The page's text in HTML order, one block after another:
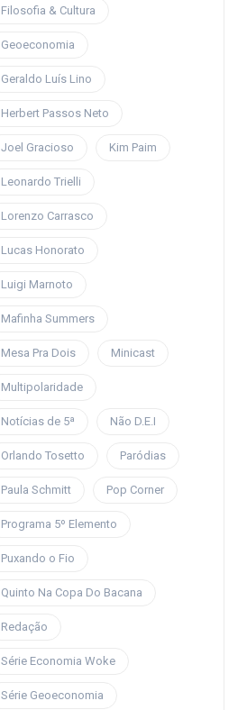
Filosofia & Cultura
Geoeconomia
Geraldo Luís Lino
Herbert Passos Neto
Joel Gracioso Kim Paim
Leonardo Trielli
Lorenzo Carrasco
Lucas Honorato
Luigi Marnoto
Mafinha Summers
Mesa Pra Dois Minicast
Multipolaridade
Notícias de 5ª Não D.E.I
Orlando Tosetto Paródias
Paula Schmitt Pop Corner
Programa 5º Elemento
Puxando o Fio
Quinto Na Copa Do Bacana
Redação
Série Economia Woke
Série Geoeconomia